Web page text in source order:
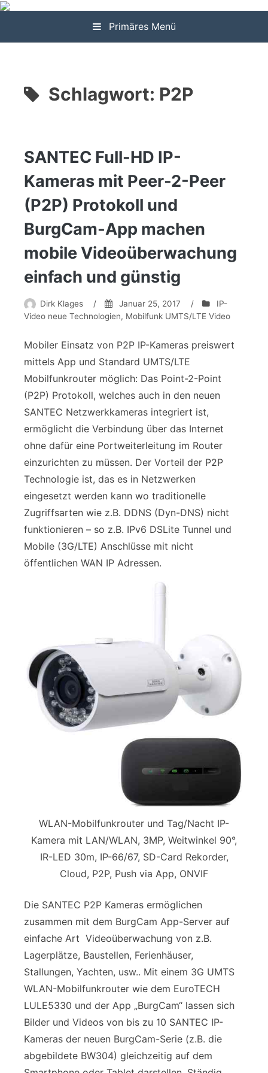
Zum
Primäres Menü
Schlagwort: P2P
SANTEC Full-HD IP-
Kameras mit Peer-2-Peer
(P2P) Protokoll und
BurgCam-App machen
mobile Videoüberwachung
einfach und günstig
Dirk Klages / Januar 25, 2017 /
IP-
Video neue Technologien, Mobilfunk UMTS/LTE Video
Mobiler Einsatz von P2P IP-Kameras preiswert
mittels App und Standard UMTS/LTE
Mobilfunkrouter möglich: Das Point-2-Point
(P2P) Protokoll, welches auch in den neuen
SANTEC Netzwerkkameras integriert ist,
ermöglicht die Verbindung über das Internet
ohne dafür eine Portweiterleitung im Router
einzurichten zu müssen. Der Vorteil der P2P
Technologie ist, das es in Netzwerken
eingesetzt werden kann wo traditionelle
Zugriffsarten wie z.B. DDNS (Dyn-DNS) nicht
funktionieren – so z.B. IPv6 DSLite Tunnel und
Mobile (3G/LTE) Anschlüsse mit nicht
öffentlichen WAN IP Adressen.
WLAN-Mobilfunkrouter und Tag/Nacht IP-
Kamera mit LAN/WLAN, 3MP, Weitwinkel 90°,
IR-LED 30m, IP-66/67, SD-Card Rekorder,
Cloud, P2P, Push via App, ONVIF
Die SANTEC P2P Kameras ermöglichen
zusammen mit dem BurgCam App-Server auf
einfache Art Videoüberwachung von z.B.
Lagerplätze, Baustellen, Ferienhäuser,
Stallungen, Yachten, usw.. Mit einem 3G UMTS
WLAN-Mobilfunkrouter wie dem EuroTECH
LULE5330 und der App „BurgCam“ lassen sich
Bilder und Videos von bis zu 10 SANTEC IP-
Kameras der neuen BurgCam-Serie (z.B. die
abgebildete BW304) gleichzeitig auf dem